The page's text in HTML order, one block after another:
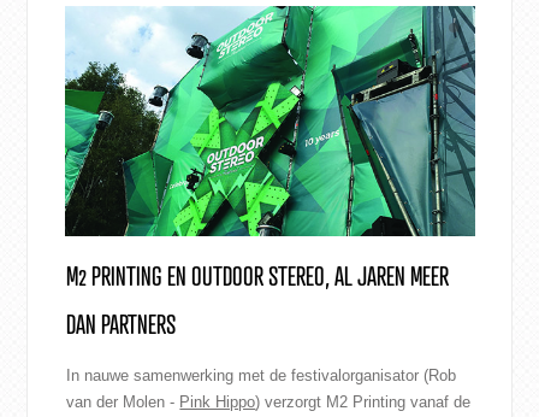
M2 PRINTING EN OUTDOOR STEREO, AL JAREN MEER
DAN PARTNERS
In nauwe samenwerking met de festivalorganisator (Rob
van der Molen - Pink Hippo) verzorgt M2 Printing vanaf de